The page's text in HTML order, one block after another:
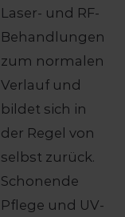
Laser- und RF-
Behandlungen
zum normalen
Verlauf und
bildet sich in
der Regel von
selbst zurück.
Schonende
Pflege und UV-